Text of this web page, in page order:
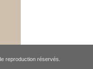
reproduction réservés.